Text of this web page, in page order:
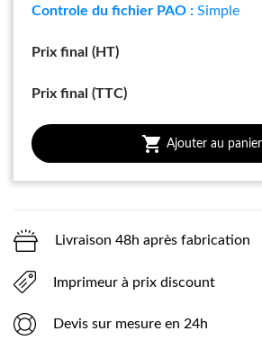
Controle du fichier PAO : Simple
Prix final (HT)
Prix final (TTC)
 Ajouter au panier
Livraison 48h après fabrication
Imprimeur à prix discount
Devis sur mesure en 24h